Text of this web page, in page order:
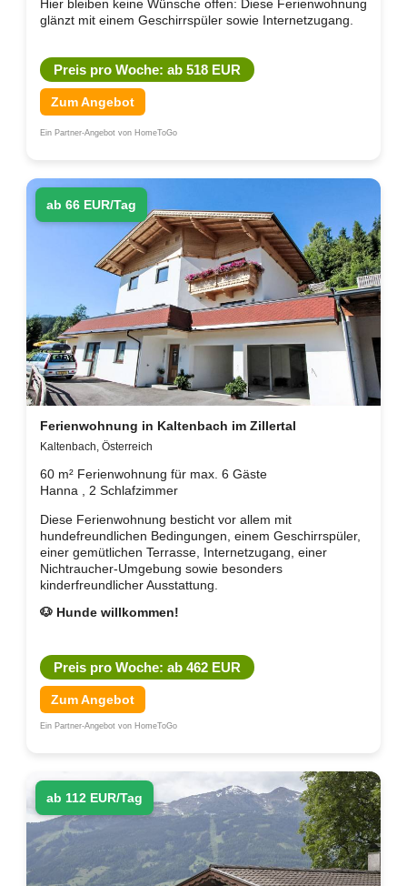
Hier bleiben keine Wünsche offen: Diese Ferienwohnung
glänzt mit einem Geschirrspüler sowie Internetzugang.
Preis pro Woche: ab 518 EUR
Zum Angebot
Ein Partner-Angebot von HomeToGo
ab 66 EUR/Tag
Ferienwohnung in Kaltenbach im Zillertal
Kaltenbach, Österreich
60 m² Ferienwohnung für max. 6 Gäste
Hanna , 2 Schlafzimmer
Diese Ferienwohnung besticht vor allem mit
hundefreundlichen Bedingungen, einem Geschirrspüler,
einer gemütlichen Terrasse, Internetzugang, einer
Nichtraucher-Umgebung sowie besonders
kinderfreundlicher Ausstattung.
🐶 Hunde willkommen!
Preis pro Woche: ab 462 EUR
Zum Angebot
Ein Partner-Angebot von HomeToGo
ab 112 EUR/Tag